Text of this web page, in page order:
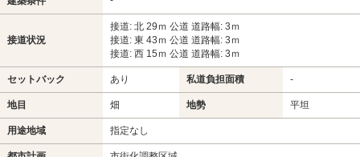
接道状況
接道: 北 29ｍ 公道 道路幅: 3ｍ
接道: 東 43ｍ 公道 道路幅: 3ｍ
接道: 西 15ｍ 公道 道路幅: 3ｍ
セットバック あり 私道負担面積 -
地目 畑 地勢 平坦
用途地域 指定なし